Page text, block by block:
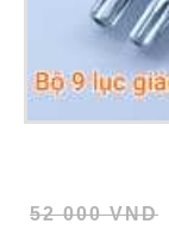
52 000 VND